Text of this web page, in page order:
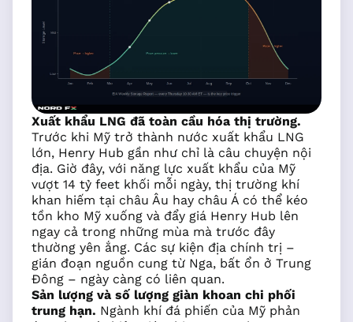
Xuất khẩu LNG đã toàn cầu hóa thị trường.
Trước khi Mỹ trở thành nước xuất khẩu LNG
lớn, Henry Hub gần như chỉ là câu chuyện nội
địa. Giờ đây, với năng lực xuất khẩu của Mỹ
vượt 14 tỷ feet khối mỗi ngày, thị trường khí
khan hiếm tại châu Âu hay châu Á có thể kéo
tồn kho Mỹ xuống và đẩy giá Henry Hub lên
ngay cả trong những mùa mà trước đây
thường yên ắng. Các sự kiện địa chính trị –
gián đoạn nguồn cung từ Nga, bất ổn ở Trung
Đông – ngày càng có liên quan.
Sản lượng và số lượng giàn khoan chi phối
trung hạn. Ngành khí đá phiến của Mỹ phản